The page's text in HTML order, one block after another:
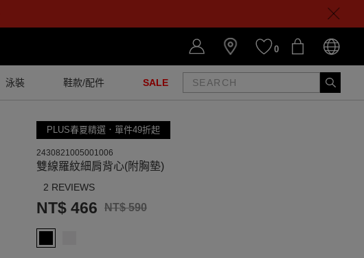
0
泳裝 鞋款/配件 SALE
PLUS春夏精選．單件49折起
2430821005001006
雙線羅紋細肩背心(附胸墊)
2 REVIEWS
NT$ 466 NT$ 590